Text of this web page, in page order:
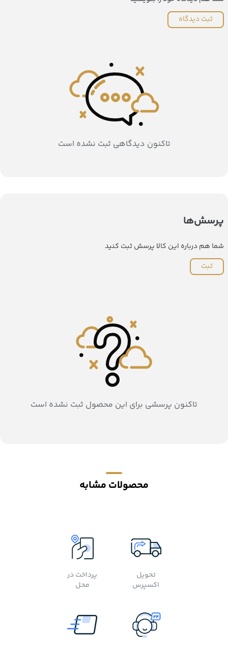
ثبت دیدگاه
تاکنون دیدگاهی ثبت نشده است
پرسش‌ها
شما هم درباره این کالا پرسش ثبت کنید
ثبت
تاکنون پرسشی برای این محصول ثبت نشده است
محصولات مشابه
تحویل
اکسپرس
پرداخت در
محل